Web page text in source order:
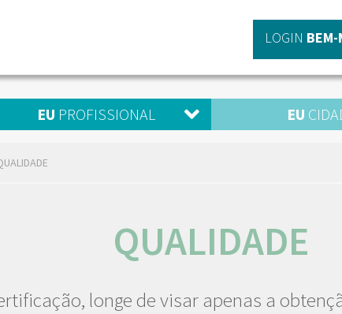
LOGIN BEM-
EU PROFISSIONAL EU
QUALIDADE
longe de visar apenas a